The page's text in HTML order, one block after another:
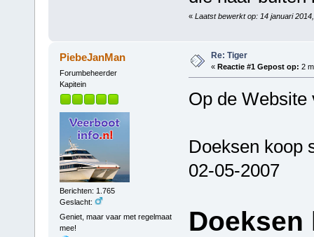
« Laatst bewerkt op: 14 januari
PiebeJanMan
Forumbeheerder
Kapitein
Berichten: 1.765
Geslacht:
Geniet, maar vaar met regelmaat
mee!
Re: Tiger
« Reactie #1 Gepost op: 2
Op de Website
Doeksen koop
02-05-2007